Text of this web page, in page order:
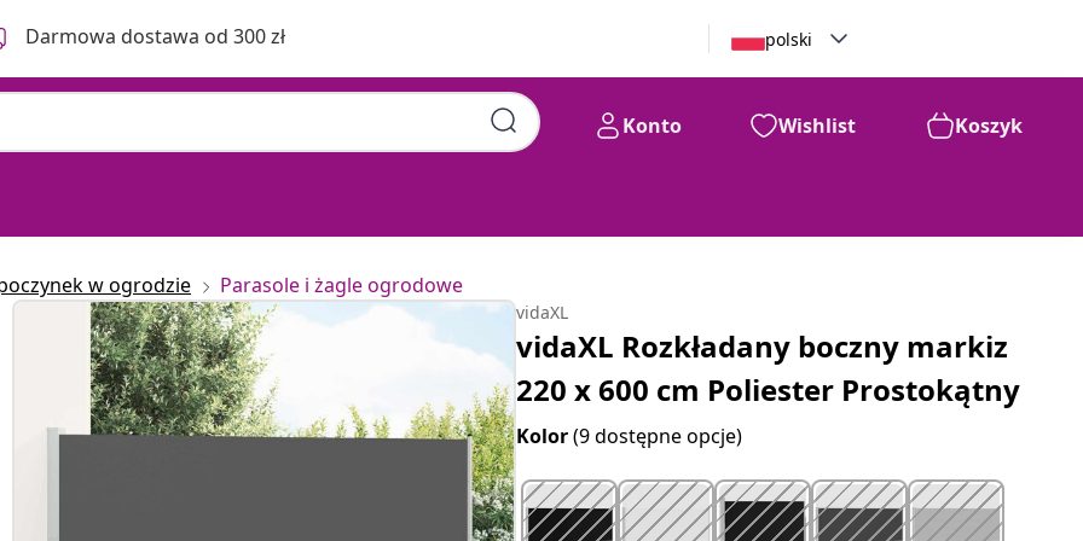
Darmowa dostawa od 300 zł polski
Konto Wishlist Koszyk
533 99
w ogrodzie Parasole i żagle ogrodowe
vidaXL
vidaXL Rozkładany boczny markiz
220 x 600 cm Poliester Prostokątny
Kolor(9 dostępne opcje)